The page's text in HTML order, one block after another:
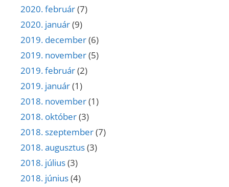
2020. február(7)
2020. január(9)
2019. december(6)
2019. november(5)
2019. február(2)
2019. január(1)
2018. november(1)
2018. október(3)
2018. szeptember(7)
2018. augusztus(3)
2018. július(3)
2018. június(4)